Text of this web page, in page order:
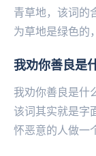
青草地，该词的
为草地是绿色的
法。...
我劝你善良是
我劝你善良是什
该词其实就是字
怀恶意的人做一